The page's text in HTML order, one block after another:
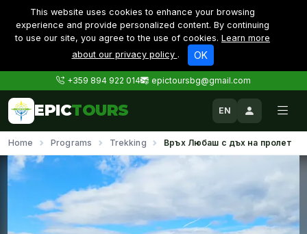
This website uses cookies to enhance your browsing
experience and provide personalized content. By continuing
to use our site, you agree to the use of cookies. Learn more
about our privacy policy . OK
+359 894 922 014 epictoursbg@gmail.com
EPICTOURS EN
Home Programs Trekking Връх Любаш с дъх на пролет